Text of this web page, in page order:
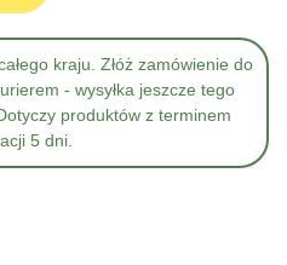
kraju. Złóż zamówienie do
- wysyłka jeszcze tego
produktów z terminem
5 dni.